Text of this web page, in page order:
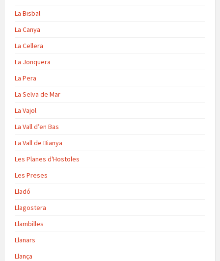
La Bisbal
La Canya
La Cellera
La Jonquera
La Pera
La Selva de Mar
La Vajol
La Vall d’en Bas
La Vall de Bianya
Les Planes d'Hostoles
Les Preses
Lladó
Llagostera
Llambilles
Llanars
Llança